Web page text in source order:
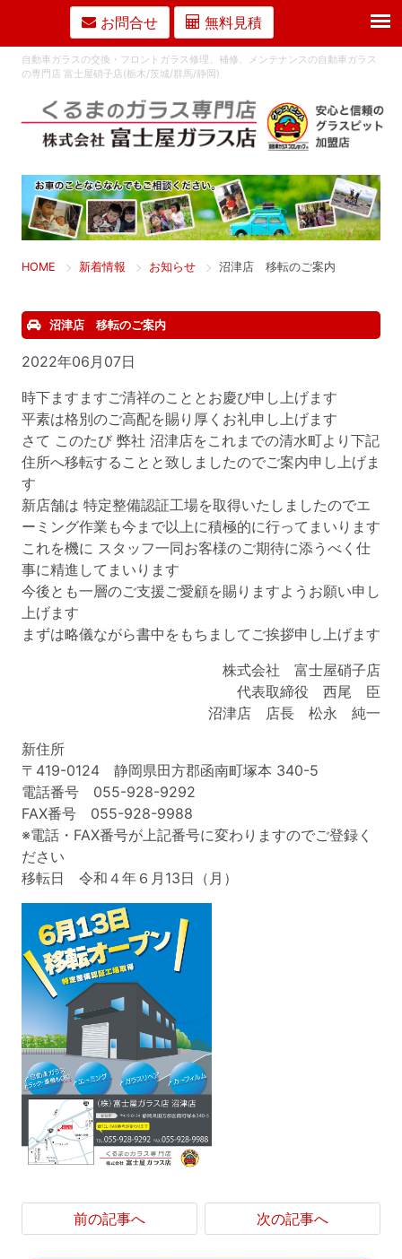
自動車ガラスの交換・フロントガラス修理、補修、メンテナンスの自動車ガラス
の専門店 富士屋硝子店(栃木/茨城/群馬/静岡)
HOME 新着情報 お知らせ 沼津店 移転のご案内
沼津店 移転のご案内
2022年06月07日
時下ますますご清祥のこととお慶び申し上げます
平素は格別のご高配を賜り厚くお礼申し上げます
さて このたび 弊社 沼津店をこれまでの清水町より下記
住所へ移転することと致しましたのでご案内申し上げま
す
新店舗は 特定整備認証工場を取得いたしましたのでエ
ーミング作業も今まで以上に積極的に行ってまいります
これを機に スタッフ一同お客様のご期待に添うべく仕
事に精進してまいります
今後とも一層のご支援ご愛顧を賜りますようお願い申し
上げます
まずは略儀ながら書中をもちましてご挨拶申し上げます
株式会社 富士屋硝子店
代表取締役 西尾 臣
沼津店 店長 松永 純一
新住所
〒419-0124 静岡県田方郡函南町塚本 340-5
電話番号 055-928-9292
FAX番号 055-928-9988
※電話・FAX番号が上記番号に変わりますのでご登録く
ださい
移転日 令和４年６月13日（月）
前の記事へ 次の記事へ
お問合せ 無料見積